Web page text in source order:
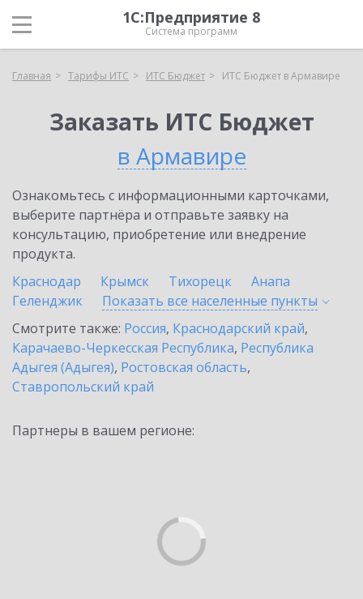
1С:Предприятие 8
Система программ
Главная Тарифы ИТС ИТС Бюджет ИТС Бюджет в Армавире
Заказать ИТС Бюджет
в Армавире
Ознакомьтесь с информационными карточками,
выберите партнёра и отправьте заявку на
консультацию, приобретение или внедрение
продукта.
Краснодар
Крымск Тихорецк
Анапа
Геленджик
Показать все населенные пункты
Смотрите также: Россия, Краснодарский край,
Карачаево-Черкесская Республика, Республика
Адыгея (Адыгея), Ростовская область,
Ставропольский край
Партнеры в вашем регионе: